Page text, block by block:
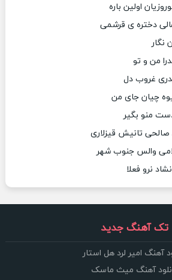
اولین باره
دختره ی قرشمی
نگار
من و تو
غروب دل
چیان جای من
منو بگیر
تانیش قیزلاری
والس جنوب شهر
نرو فعلا
تک آهنگ جدید
آهنگ امیر لرد هل استار
آهنگ میث ماسک